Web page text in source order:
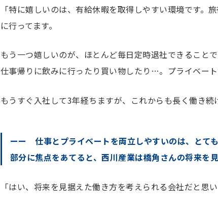
「特に嬉しいのは、有給休暇を取得しやすい環境です。
に行ってます。
もう一つ嬉しいのが、ほとんど毎日定時退社できること
仕事帰りに飲みに行ったり買い物したり…。プライベート
もうすぐ入社して3年経ちますが、これからも長く働き続
ーー 仕事とプライベートを両立しやすいのは、とて
部分に焦点をあてると、西川産業は橋角さんの将来を
「はい、将来を見据えた働き方を考えられる会社だと思い